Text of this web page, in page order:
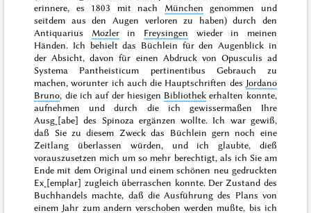
erinnere, es 1803 mit nach München genommen und
seitdem aus den Augen verloren zu haben) durch den
Antiquarius Mozlerin Freysingen wieder in meinen
Händen. Ich behielt das Büchlein für den Augenblick in
der Absicht, davon für einen Abdruck von Opusculis ad
Systema Pantheisticum pertinentibus Gebrauch zu
machen, worunter ich auch die Hauptschriften des Jordano
Bruno, die ich auf der hiesigen Bibliothek erhalten konnte,
aufnehmen und durch die ich gewissermaßen Ihre
Ausg˖[abe] des Spinoza ergänzen wollte. Ich war gewiß,
daß Sie zu diesem Zweck das Büchlein gern noch eine
Zeitlang überlassen würden, und ich glaubte, dieß
vorauszusetzen mich um so mehr berechtigt, als ich Sie am
Ende mit dem Original und einem schönen neu gedruckten
Ex˖[emplar] zugleich überraschen konnte. Der Zustand des
Buchhandels machte, daß die Ausführung des Plans von
einem Jahr zum andern verschoben werden mußte, bis ich